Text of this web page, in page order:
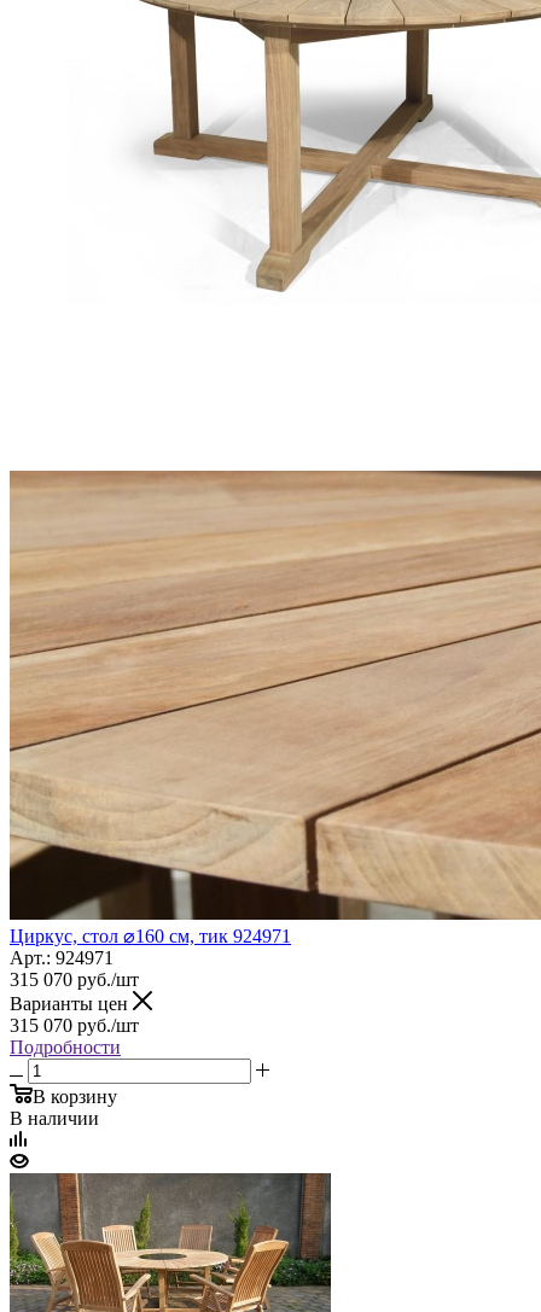
Циркус, стол ⌀160 см, тик 924971
Арт.: 924971
315 070 руб./шт
Варианты цен
315 070 руб./шт
Подробности
В корзину
В наличии